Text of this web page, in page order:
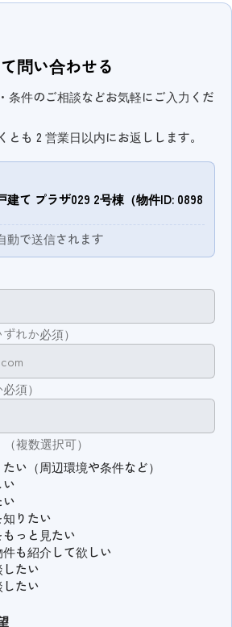
問い合わせる
条件のご相談などお気軽にご入力くだ
も 2 営業日以内にお返しします。
建て プラザ029 2号棟（物件ID: 0898
動で送信されます
ずれか必須）
須）
（複数選択可）
い（周辺環境や条件など）
りたい
っと見たい
も紹介して欲しい
たい
たい